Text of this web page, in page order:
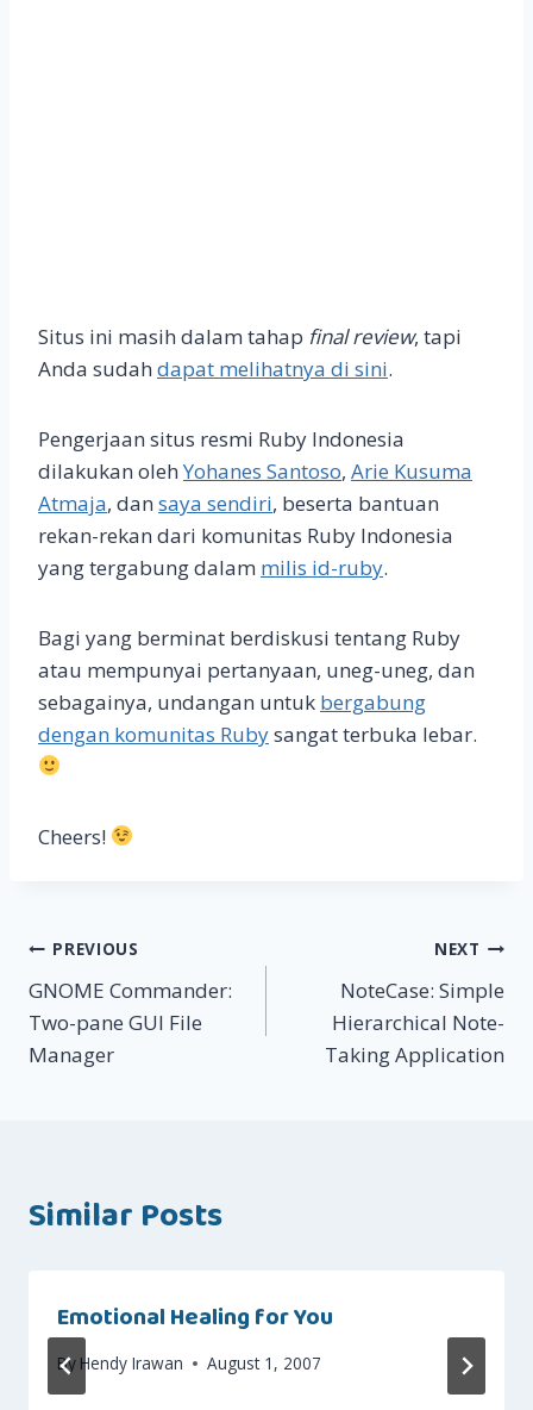
Situs ini masih dalam tahap final review, tapi
Anda sudah dapat melihatnya di sini.
Pengerjaan situs resmi Ruby Indonesia
dilakukan olehYohanes Santoso, Arie Kusuma
Atmaja, dan saya sendiri, beserta bantuan
rekan-rekan dari komunitas Ruby Indonesia
yang tergabung dalam milis id-ruby.
Bagi yang berminat berdiskusi tentang Ruby
atau mempunyai pertanyaan, uneg-uneg, dan
sebagainya, undangan untuk bergabung
dengan komunitas Rubysangat terbuka lebar.
Cheers!
Post
navigation
PREVIOUS
GNOME Commander:
Two-pane GUI File
Manager
NEXT
NoteCase: Simple
Hierarchical Note-
Taking Application
Similar Posts
Emotional Healing for You
By Hendy Irawan August 1, 2007